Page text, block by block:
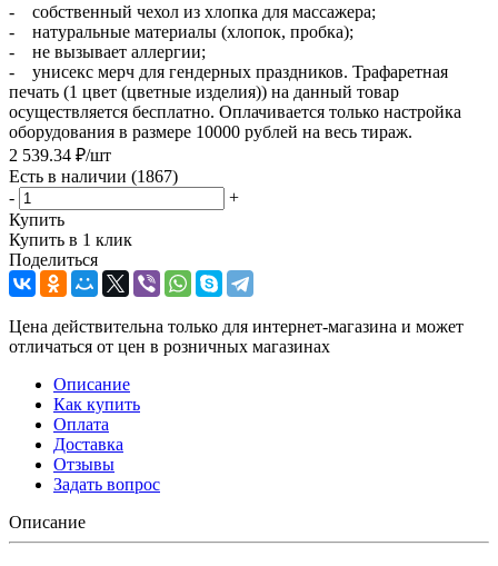
- собственный чехол из хлопка для массажера;
- натуральные материалы (хлопок, пробка);
- не вызывает аллергии;
- унисекс мерч для гендерных праздников. Трафаретная
печать (1 цвет (цветные изделия)) на данный товар
осуществляется бесплатно. Оплачивается только настройка
оборудования в размере 10000 рублей на весь тираж.
2 539.34 ₽/шт
Есть в наличии (1867)
-
+
Купить
Купить в 1 клик
Поделиться
Цена действительна только для интернет-магазина и может
отличаться от цен в розничных магазинах
Описание
Как купить
Оплата
Доставка
Отзывы
Задать вопрос
Описание